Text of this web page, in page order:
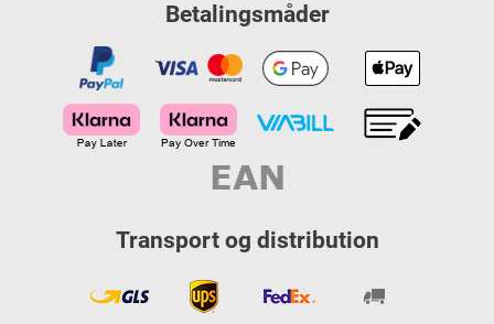
Betalingsmåder
Transport og distribution